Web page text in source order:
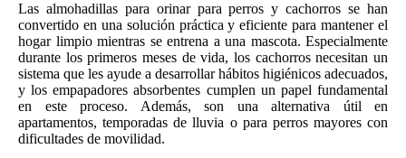
Las almohadillas para orinar para perros y cachorros se han
convertido en una solución práctica y eficiente para mantener el
hogar limpio mientras se entrena a una mascota. Especialmente
durante los primeros meses de vida, los cachorros necesitan un
sistema que les ayude a desarrollar hábitos higiénicos adecuados,
y los empapadores absorbentes cumplen un papel fundamental
en este proceso. Además, son una alternativa útil en
apartamentos, temporadas de lluvia o para perros mayores con
dificultades de movilidad.